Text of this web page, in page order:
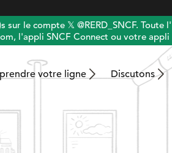
sur le compte 𝕏 @RERD_SNCF.
l'appli SNCF Connect ou votre
votre ligne Discutons